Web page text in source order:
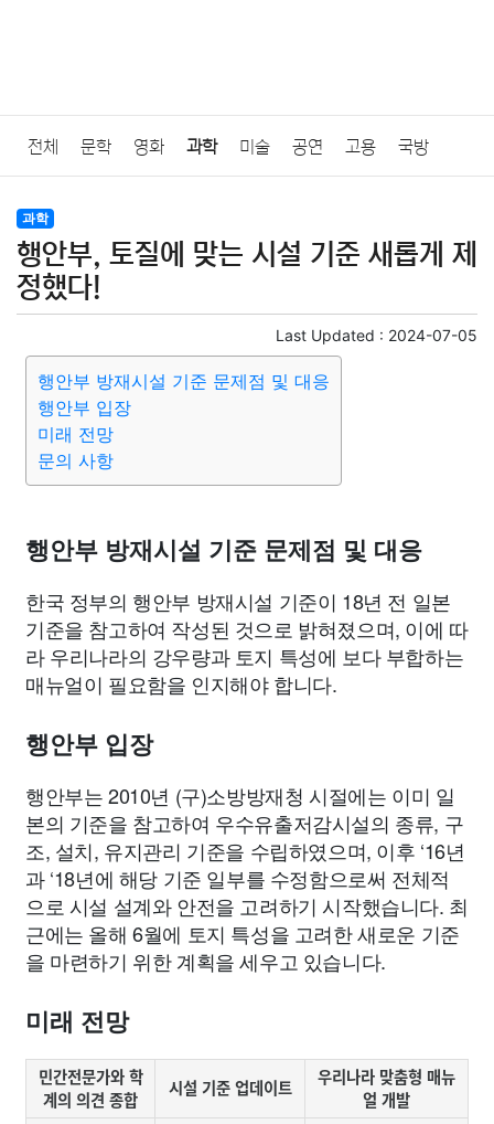
전체 문학 영화 과학 미술 공연 고용 국방
법률
질병 가요 방송 일상 주식 암호화폐 블록체인
미용 증권 인테리어
요리 상품리뷰 원예 금융 게임 스포츠
대출 자동차
과학
행안부, 토질에 맞는 시설 기준 새롭게 제
정했다!
Last Updated : 2024-07-05
행안부 방재시설 기준 문제점 및 대응
행안부 입장
미래 전망
문의 사항
행안부 방재시설 기준 문제점 및 대응
한국 정부의 행안부 방재시설 기준이 18년 전 일본
기준을 참고하여 작성된 것으로 밝혀졌으며, 이에 따
라 우리나라의 강우량과 토지 특성에 보다 부합하는
매뉴얼이 필요함을 인지해야 합니다.
행안부 입장
행안부는 2010년 (구)소방방재청 시절에는 이미 일
본의 기준을 참고하여 우수유출저감시설의 종류, 구
조, 설치, 유지관리 기준을 수립하였으며, 이후 ‘16년
과 ‘18년에 해당 기준 일부를 수정함으로써 전체적
으로 시설 설계와 안전을 고려하기 시작했습니다. 최
근에는 올해 6월에 토지 특성을 고려한 새로운 기준
을 마련하기 위한 계획을 세우고 있습니다.
미래 전망
민간전문가와 학
계의 의견 종합
시설 기준 업데이트
우리나라 맞춤형 매뉴
얼 개발